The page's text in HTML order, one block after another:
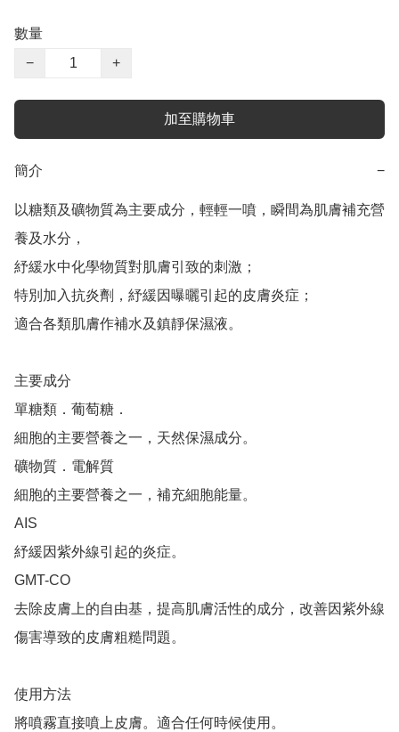
數量
−
+
加至購物車
簡介 −
以糖類及礦物質為主要成分，輕輕一噴，瞬間為肌膚補充營
養及水分，
紓緩水中化學物質對肌膚引致的刺激；
特別加入抗炎劑，紓緩因曝曬引起的皮膚炎症；
適合各類肌膚作補水及鎮靜保濕液。
主要成分
單糖類．葡萄糖．
細胞的主要營養之一，天然保濕成分。
礦物質．電解質
細胞的主要營養之一，補充細胞能量。
AIS
紓緩因紫外線引起的炎症。
GMT-CO
去除皮膚上的自由基，提高肌膚活性的成分，改善因紫外線
傷害導致的皮膚粗糙問題。
使用方法
將噴霧直接噴上皮膚。適合任何時候使用。